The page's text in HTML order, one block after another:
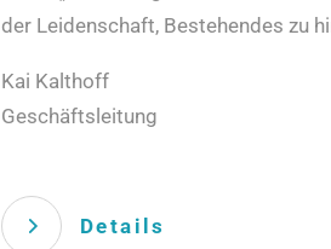
der Leidenschaft, Bestehendes zu
Kai Kalthoff
Geschäftsleitung
Details